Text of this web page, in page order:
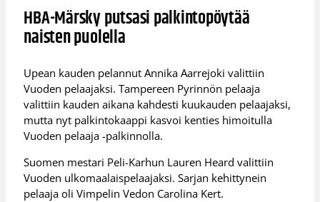
HBA-Märsky putsasi palkintopöytää
naisten puolella
Upean kauden pelannut Annika Aarrejoki valittiin
Vuoden pelaajaksi. Tampereen Pyrinnön pelaaja
valittiin kauden aikana kahdesti kuukauden pelaajaksi,
mutta nyt palkintokaappi kasvoi kenties himoitulla
Vuoden pelaaja -palkinnolla.
Suomen mestari Peli-Karhun Lauren Heard valittiin
Vuoden ulkomaalaispelaajaksi. Sarjan kehittynein
pelaaja oli Vimpelin Vedon Carolina Kert.